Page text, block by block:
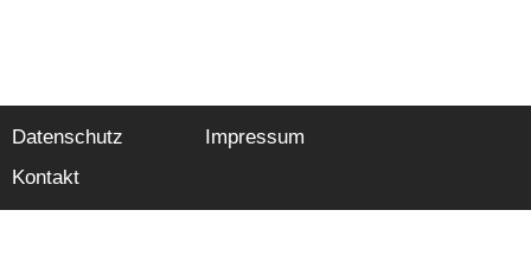
Datenschutz
Impressum
Kontakt